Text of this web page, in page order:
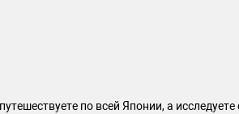
по всей Японии, а